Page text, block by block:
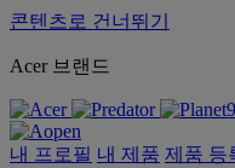
콘텐츠로 건너뛰기
Acer 브랜드
내 프로필 내 제품 제품 등